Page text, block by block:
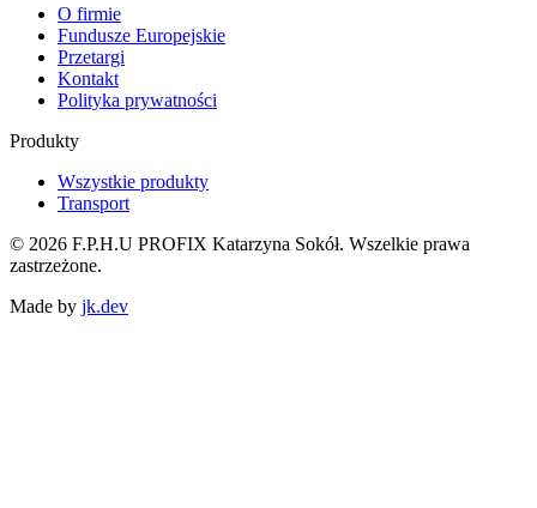
O firmie
Fundusze Europejskie
Przetargi
Kontakt
Polityka prywatności
Produkty
Wszystkie produkty
Transport
© 2026 F.P.H.U PROFIX Katarzyna Sokół. Wszelkie prawa
zastrzeżone.
Made by jk.dev